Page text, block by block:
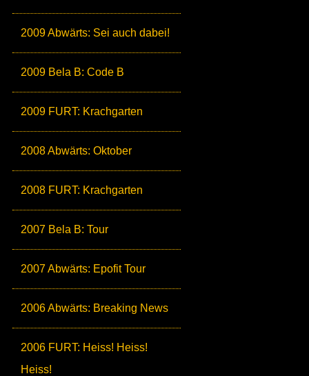
2009 Abwärts: Sei auch dabei!
2009 Bela B: Code B
2009 FURT: Krachgarten
2008 Abwärts: Oktober
2008 FURT: Krachgarten
2007 Bela B: Tour
2007 Abwärts: Epofit Tour
2006 Abwärts: Breaking News
2006 FURT: Heiss! Heiss!
Heiss!